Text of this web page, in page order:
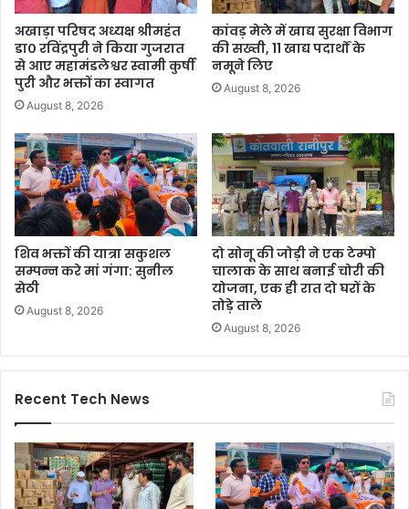
अखाड़ा परिषद अध्यक्ष श्रीमहंत
डा० रविंद्रपुरी ने किया गुजरात
से आए महामंडलेश्वर स्वामी कुर्षी
पुरी और भक्तों का स्वागत
August 8, 2026
कांवड़ मेले में खाद्य सुरक्षा विभाग
की सख्ती, 11 खाद्य पदार्थों के
नमूने लिए
August 8, 2026
शिव भक्तों की यात्रा सकुशल
सम्पन्न करे मां गंगा: सुनील
सेठी
August 8, 2026
दो सोनू की जोड़ी ने एक टेम्पो
चालाक के साथ बनाई चोरी की
योजना, एक ही रात दो घरों के
तोड़े ताले
August 8, 2026
Recent Tech News